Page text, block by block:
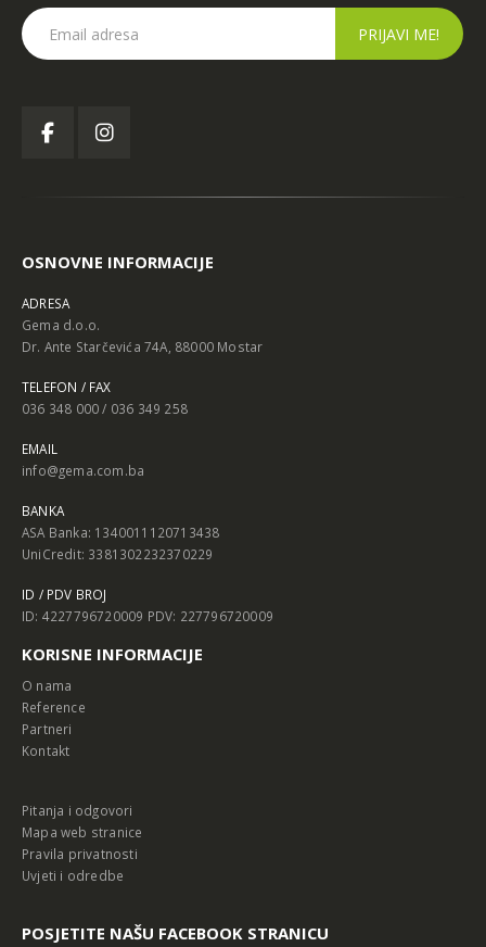
OSNOVNE INFORMACIJE
ADRESA
Gema d.o.o.
Dr. Ante Starčevića 74A, 88000 Mostar
TELEFON / FAX
036 348 000 / 036 349 258
EMAIL
info@gema.com.ba
BANKA
ASA Banka: 1340011120713438
UniCredit: 3381302232370229
ID / PDV BROJ
ID: 4227796720009 PDV: 227796720009
KORISNE INFORMACIJE
O nama
Reference
Partneri
Kontakt
Pitanja i odgovori
Mapa web stranice
Pravila privatnosti
Uvjeti i odredbe
POSJETITE NAŠU FACEBOOK STRANICU